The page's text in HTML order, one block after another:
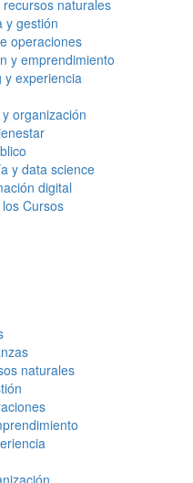
naturales
y gestión
operaciones
y emprendimiento
y experiencia
organización
y data science
digital
Cursos
naturales